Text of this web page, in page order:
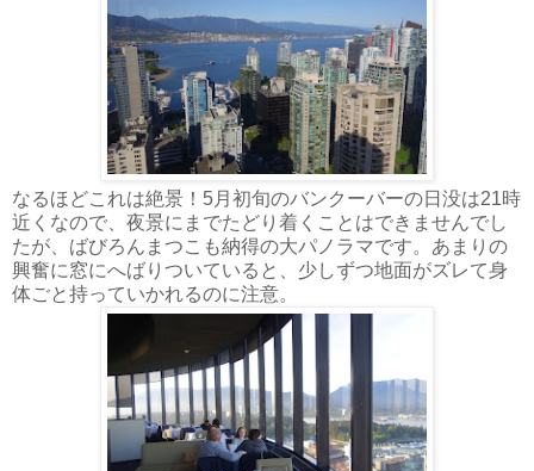
なるほどこれは絶景！5月初旬のバンクーバーの日没は21時
近くなので、夜景にまでたどり着くことはできませんでし
たが、ばびろんまつこも納得の大パノラマです。あまりの
興奮に窓にへばりついていると、少しずつ地面がズレて身
体ごと持っていかれるのに注意。